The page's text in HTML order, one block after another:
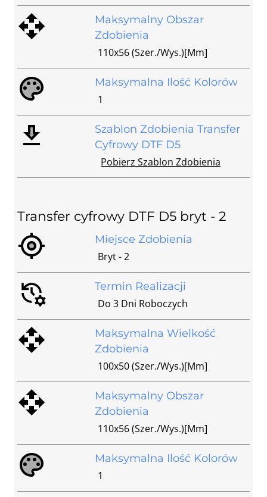
Maksymalny Obszar
Zdobienia
110x56 (szer./wys.)[mm]
Maksymalna Ilość Kolorów
1
Szablon Zdobienia Transfer
Cyfrowy DTF D5
Pobierz Szablon Zdobienia
Transfer cyfrowy DTF D5 bryt - 2
Miejsce Zdobienia
Bryt - 2
Termin Realizacji
Do 3 Dni Roboczych
Maksymalna Wielkość
Zdobienia
100x50 (szer./wys.)[mm]
Maksymalny Obszar
Zdobienia
110x56 (szer./wys.)[mm]
Maksymalna Ilość Kolorów
1